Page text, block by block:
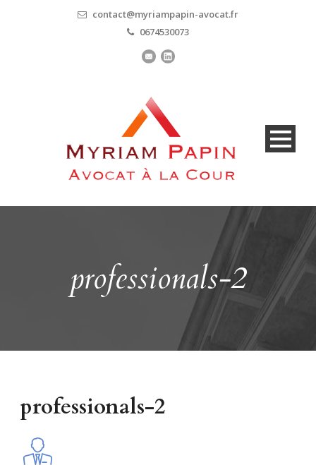
contact@myriampapin-avocat.fr
0674530073
professionals-2
professionals-2